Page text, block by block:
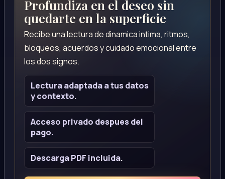
Profundiza en el deseo sin
quedarte en la superficie
Recibe una lectura de dinamica intima, ritmos,
bloqueos, acuerdos y cuidado emocional entre
los dos signos.
Lectura adaptada a tus datos
y contexto.
Acceso privado despues del
pago.
Descarga PDF incluida.